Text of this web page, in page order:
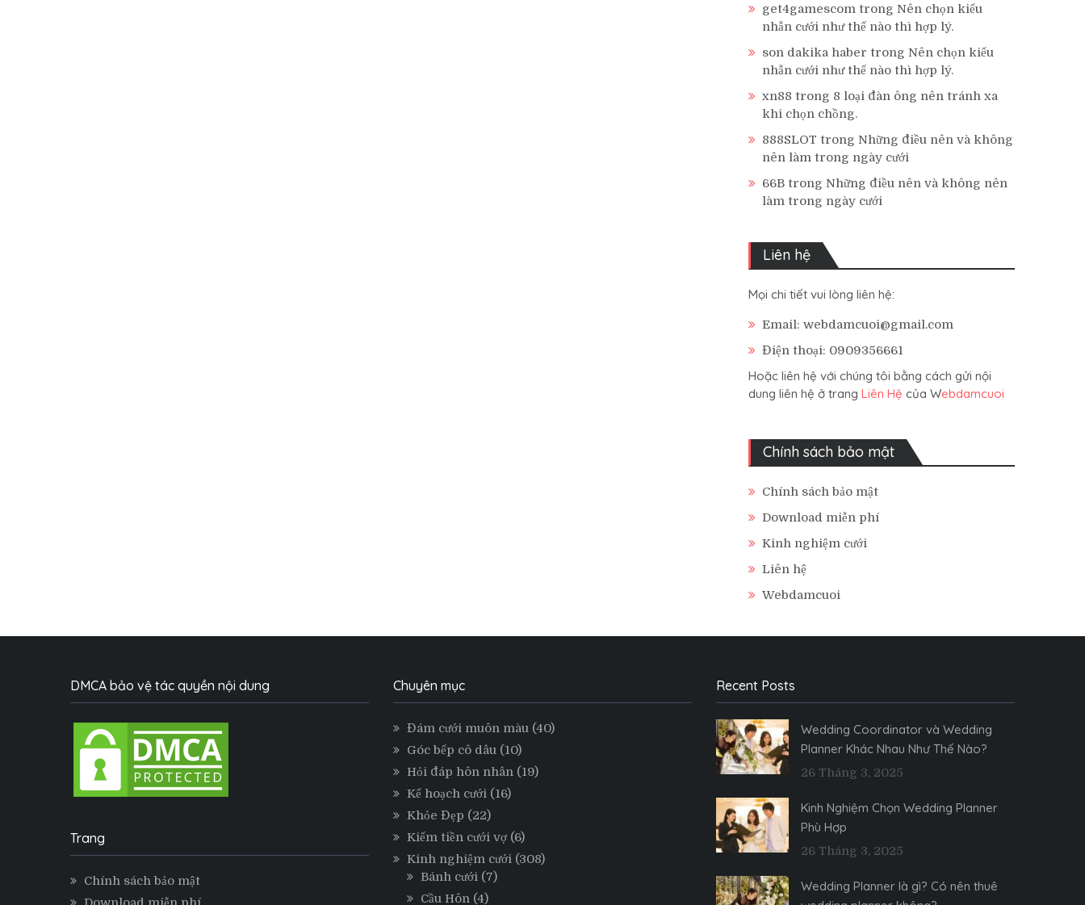
get4gamescom trong Nên chọn kiểu
nhẫn cưới như thế nào thì hợp lý.
son dakika haber trong Nên chọn kiểu
nhẫn cưới như thế nào thì hợp lý.
xn88 trong 8 loại đàn ông nên tránh xa
khi chọn chồng.
888SLOT trong Những điều nên và không
nên làm trong ngày cưới
66B trong Những điều nên và không nên
làm trong ngày cưới
Liên hệ
Mọi chi tiết vui lòng liên hệ:
Email: webdamcuoi@gmail.com
Điện thoại: 0909356661
Hoặc liên hệ với chúng tôi bằng cách gửi nội
dung liên hệ ở trang Liên Hệ của Webdamcuoi
Chính sách bảo mật
Chính sách bảo mật
Download miễn phí
Kinh nghiệm cưới
Liên hệ
Webdamcuoi
DMCA bảo vệ tác quyền nội dung
Trang
Chính sách bảo mật
Chuyên mục
Đám cưới muôn màu(40)
Góc bếp cô dâu(10)
Hỏi đáp hôn nhân(19)
Kế hoạch cưới(16)
Khỏe Đẹp (22)
Kiếm tiền cưới vợ(6)
Kinh nghiệm cưới(308)
Bánh cưới(7)
Cầu Hôn(4)
Recent Posts
Wedding Coordinator và Wedding
Planner Khác Nhau Như Thế Nào?
26 Tháng 3, 2025
Kinh Nghiệm Chọn Wedding Planner
Phù Hợp
26 Tháng 3, 2025
Wedding Planner là gì? Có nên thuê